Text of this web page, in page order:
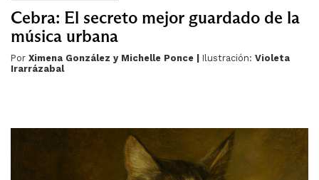
Cebra: El secreto mejor guardado de la
música urbana
Por Ximena González y Michelle Ponce | Ilustración: Violeta
Irarrázabal